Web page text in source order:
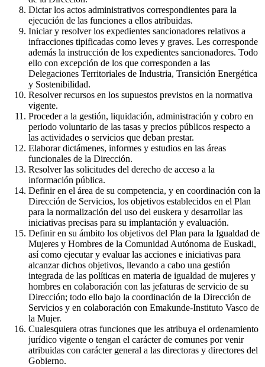
Dictar los actos administrativos correspondientes para la
ejecución de las funciones a ellos atribuidas.
Iniciar y resolver los expedientes sancionadores relativos a
infracciones tipificadas como leves y graves. Les corresponde
además la instrucción de los expedientes sancionadores. Todo
ello con excepción de los que corresponden a las
Delegaciones Territoriales de Industria, Transición Energética
y Sostenibilidad.
Resolver recursos en los supuestos previstos en la normativa
vigente.
Proceder a la gestión, liquidación, administración y cobro en
periodo voluntario de las tasas y precios públicos respecto a
las actividades o servicios que deban prestar.
Elaborar dictámenes, informes y estudios en las áreas
funcionales de la Dirección.
Resolver las solicitudes del derecho de acceso a la
información pública.
Definir en el área de su competencia, y en coordinación con la
Dirección de Servicios, los objetivos establecidos en el Plan
para la normalización del uso del euskera y desarrollar las
iniciativas precisas para su implantación y evaluación.
Definir en su ámbito los objetivos del Plan para la Igualdad de
Mujeres y Hombres de la Comunidad Autónoma de Euskadi,
así como ejecutar y evaluar las acciones e iniciativas para
alcanzar dichos objetivos, llevando a cabo una gestión
integrada de las políticas en materia de igualdad de mujeres y
hombres en colaboración con las jefaturas de servicio de su
Dirección; todo ello bajo la coordinación de la Dirección de
Servicios y en colaboración con Emakunde-Instituto Vasco de
la Mujer.
Cualesquiera otras funciones que les atribuya el ordenamiento
jurídico vigente o tengan el carácter de comunes por venir
atribuidas con carácter general a las directoras y directores del
Gobierno.